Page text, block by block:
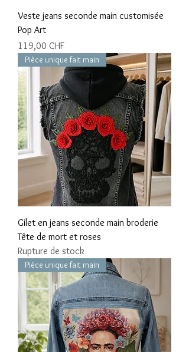
Veste jeans seconde main customisée
Pop Art
Prix
119,00 CHF
Pièce unique fait main
Gilet en jeans seconde main broderie
Tête de mort et roses
Rupture de stock
Pièce unique fait main